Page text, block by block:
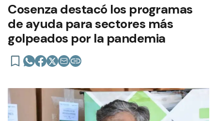
Cosenza destacó los programas
de ayuda para sectores más
golpeados por la pandemia